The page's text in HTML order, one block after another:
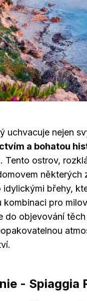
uchvacuje nejen
a bohatou
Tento ostrov,
některých
břehy,
kombinaci pro
do objevování
- Spiaggia